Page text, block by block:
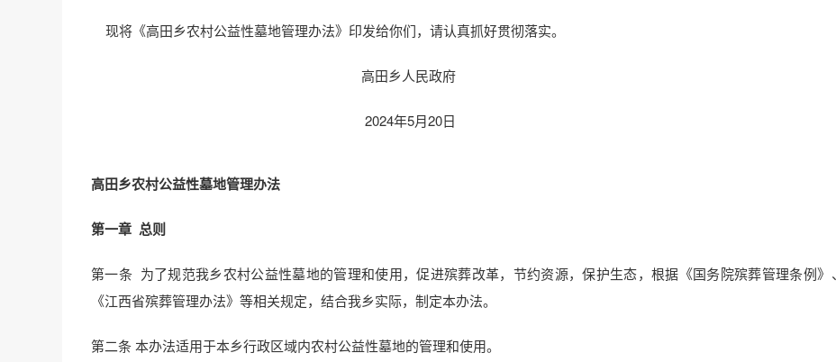
现将《高田乡农村公益性墓地管理办法》印发给你们，请认真抓好贯彻落实。
高田乡人民政府
2024年5月20日
高田乡农村公益性墓地管理办法
第一章 总则
第一条 为了规范我乡农村公益性墓地的管理和使用，促进殡葬改革，节约资源，保护生态，根据《国务院殡葬管理条例》、
《江西省殡葬管理办法》等相关规定，结合我乡实际，制定本办法。
第二条 本办法适用于本乡行政区域内农村公益性墓地的管理和使用。